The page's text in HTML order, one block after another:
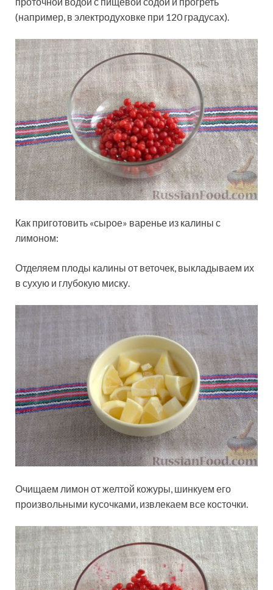
(например, в электродуховке при 120 градусах).
Как приготовить «сырое» варенье из калины с
лимоном:
Отделяем плоды калины от веточек, выкладываем их
в сухую и глубокую миску.
Очищаем лимон от желтой кожуры, шинкуем его
произвольными кусочками, извлекаем все косточки.